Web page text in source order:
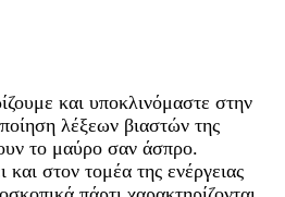
και υποκλινόμαστε στην
λέξεων βιαστών της
το μαύρο σαν άσπρο.
στον τομέα της ενέργειας